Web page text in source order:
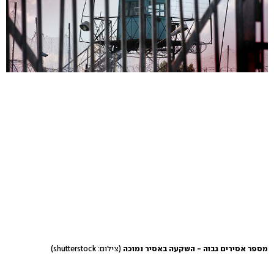
מספר אסירים גבוה - השקעה באסיר נמוכה (צילום: shutterstock)